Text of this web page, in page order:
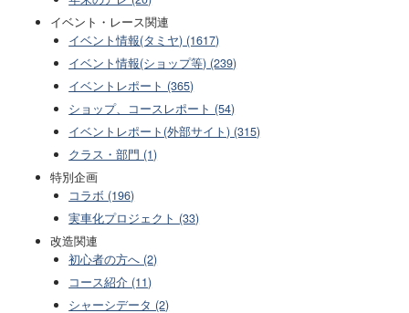
イベント・レース関連
イベント情報(タミヤ) (1617)
イベント情報(ショップ等) (239)
イベントレポート (365)
ショップ、コースレポート (54)
イベントレポート(外部サイト) (315)
クラス・部門 (1)
特別企画
コラボ (196)
実車化プロジェクト (33)
改造関連
初心者の方へ (2)
コース紹介 (11)
シャーシデータ (2)